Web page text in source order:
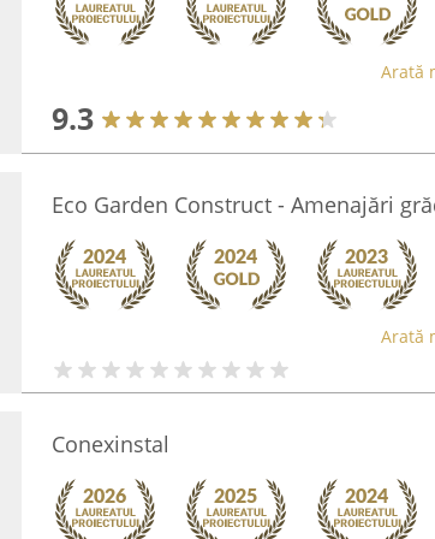
Arată
9.3
Eco Garden Construct - Amenajări
Arată
Conexinstal